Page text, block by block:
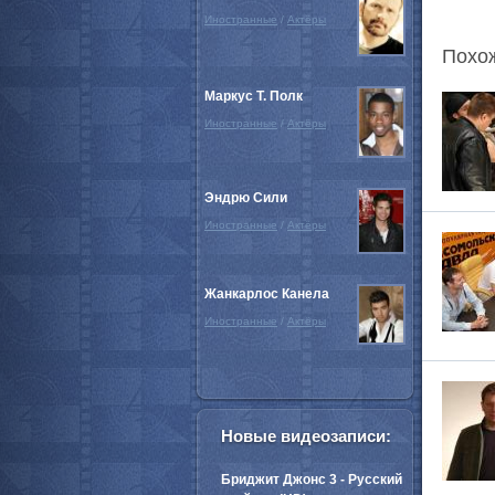
Иностранные / Актёры
Маркус Т. Полк
Иностранные / Актёры
Эндрю Сили
Иностранные / Актёры
Жанкарлос Канела
Иностранные / Актёры
Новые видеозаписи:
Бриджит Джонс 3 - Русский